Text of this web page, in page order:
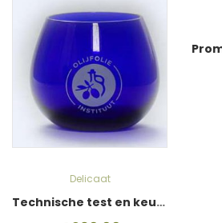
Delicaat
Technische test en keurmerk